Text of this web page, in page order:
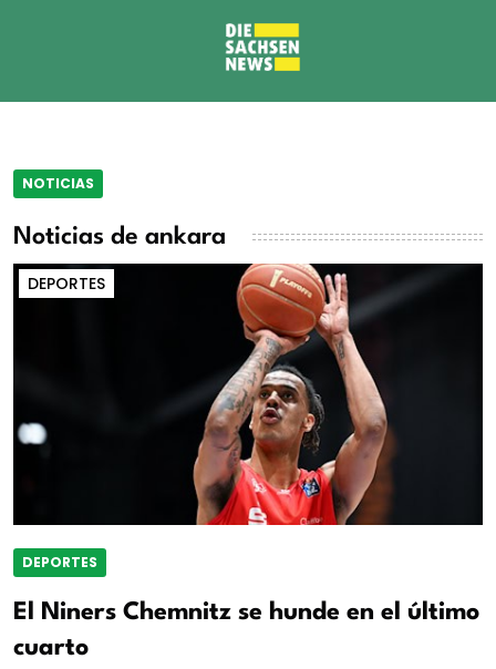
NOTICIAS
Noticias de ankara
DEPORTES
DEPORTES
El Niners Chemnitz se hunde en el último
cuarto